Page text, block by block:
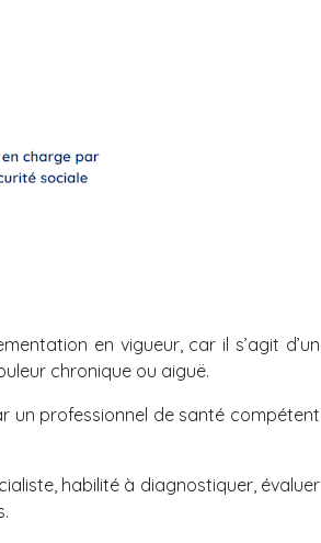
en vigueur, car il s’agit d’un
chronique ou aiguë.
un professionnel de santé compétent
habilité à diagnostiquer, évaluer